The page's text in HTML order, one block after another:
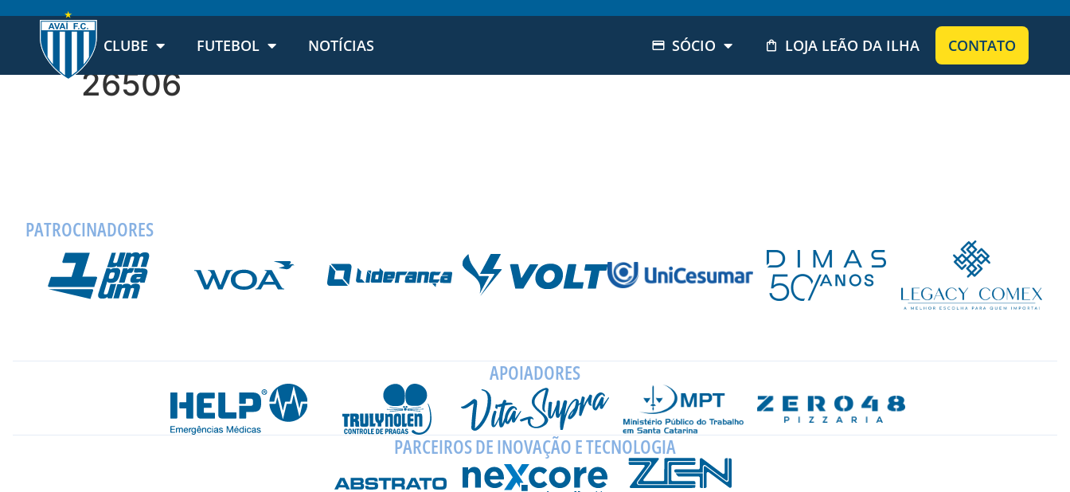
CLUBE FUTEBOL NOTÍCIAS SÓCIO LOJA LEÃO DA ILHA CONTATO
26506
PATROCINADORES
APOIADORES
PARCEIROS DE INOVAÇÃO E TECNOLOGIA